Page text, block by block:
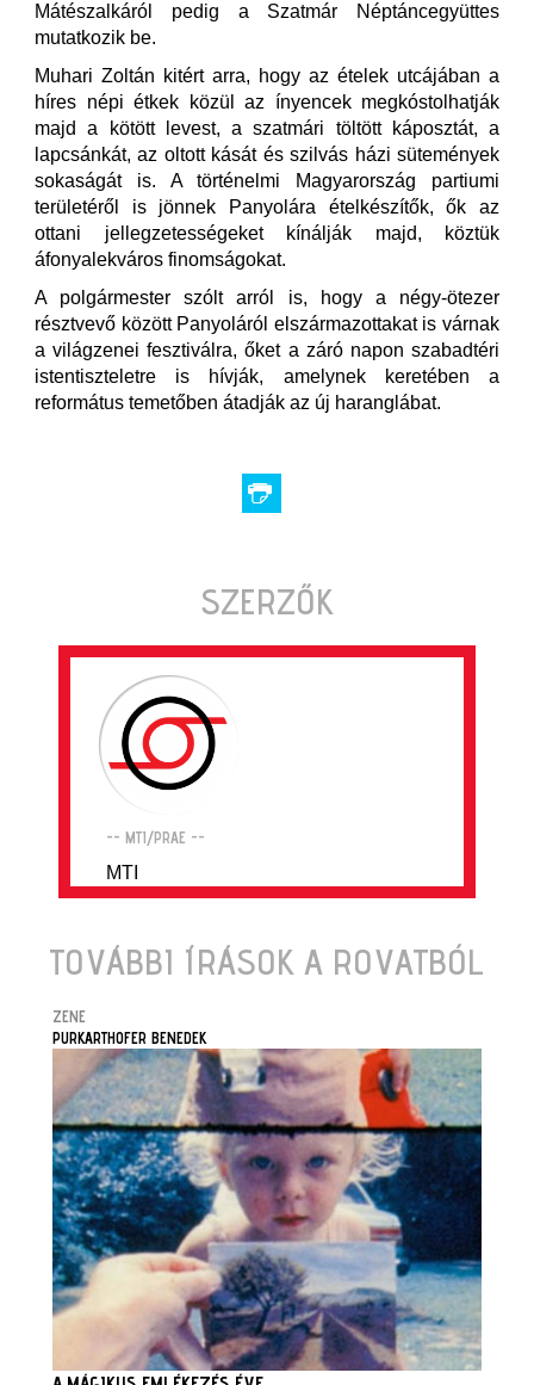
Mátészalkáról pedig a Szatmár Néptáncegyüttes
mutatkozik be.
Muhari Zoltán kitért arra, hogy az ételek utcájában a
híres népi étkek közül az ínyencek megkóstolhatják
majd a kötött levest, a szatmári töltött káposztát, a
lapcsánkát, az oltott kását és szilvás házi sütemények
sokaságát is. A történelmi Magyarország partiumi
területéről is jönnek Panyolára ételkészítők, ők az
ottani jellegzetességeket kínálják majd, köztük
áfonyalekváros finomságokat.
A polgármester szólt arról is, hogy a négy-ötezer
résztvevő között Panyoláról elszármazottakat is várnak
a világzenei fesztiválra, őket a záró napon szabadtéri
istentiszteletre is hívják, amelynek keretében a
református temetőben átadják az új haranglábat.
SZERZŐK
-- MTI/PRAE --
MTI
TOVÁBBI ÍRÁSOK A ROVATBÓL
ZENE
PURKARTHOFER BENEDEK